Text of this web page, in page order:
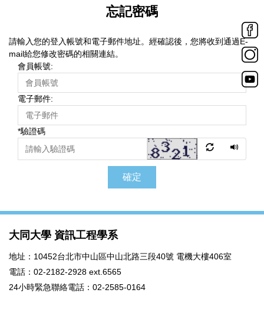
忘記密碼
請輸入您的登入帳號和電子郵件地址。經確認後，您將收到通過E-
mail給您修改密碼的相關連結。
會員帳號:
電子郵件:
*驗證碼
確定
大同大學 資訊工程學系
地址：10452台北市中山區中山北路三段40號 電機大樓406室
電話：02-2182-2928 ext.6565
24小時緊急聯絡電話：02-2585-0164